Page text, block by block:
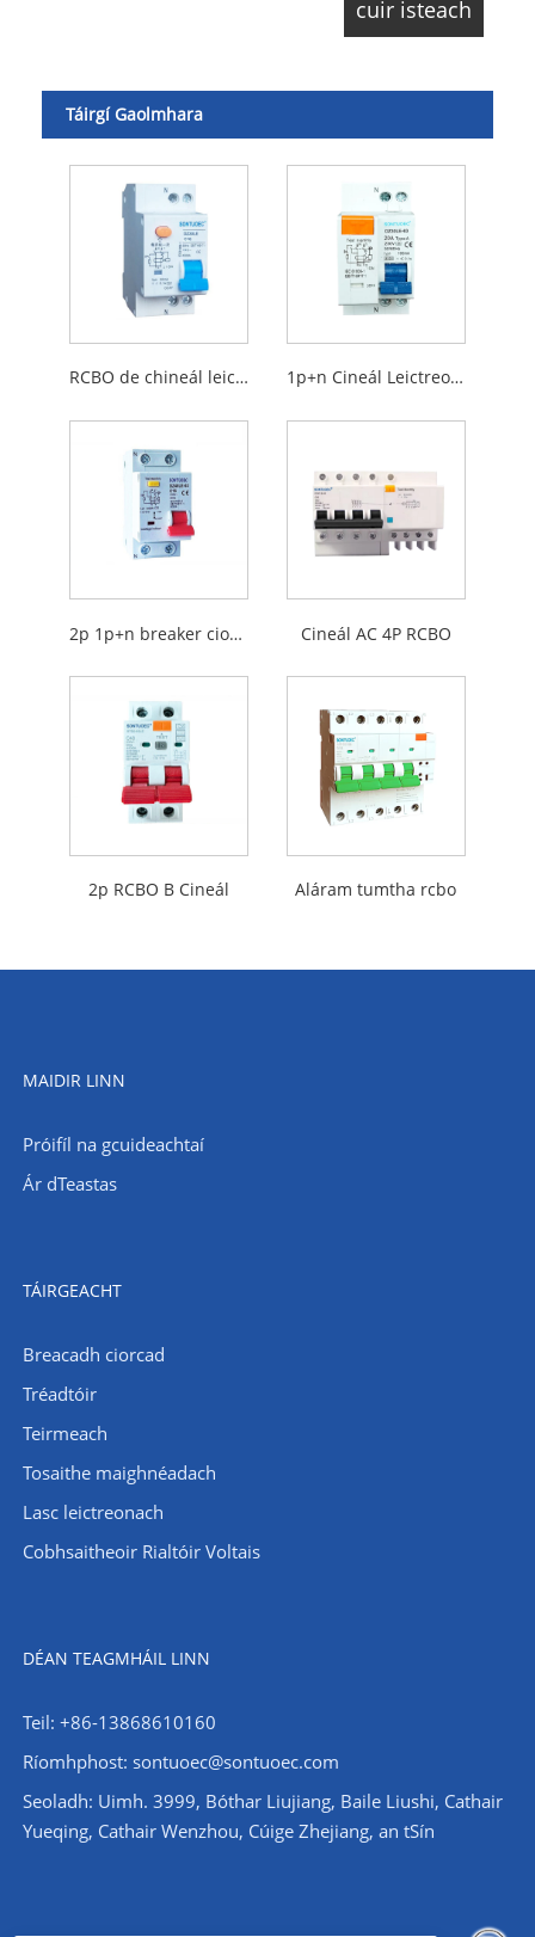
Táirgí Gaolmhara
RCBO de chineál leictreonach 1p+n Cineál Leictreonach RCBO
2p 1p+n breaker ciorcaid iarmharach le cosaint forshrutha Cineál AC 4P RCBO
2p RCBO B Cineál Aláram tumtha rcbo
MAIDIR LINN
Próifíl na gcuideachtaí
Ár dTeastas
TÁIRGEACHT
Breacadh ciorcad
Tréadtóir
Teirmeach
Tosaithe maighnéadach
Lasc leictreonach
Cobhsaitheoir Rialtóir Voltais
DÉAN TEAGMHÁIL LINN
Teil: +86-13868610160
Ríomhphost: sontuoec@sontuoec.com
Seoladh: Uimh. 3999, Bóthar Liujiang, Baile Liushi, Cathair
Yueqing, Cathair Wenzhou, Cúige Zhejiang, an tSín